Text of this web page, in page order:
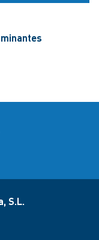
S.L.